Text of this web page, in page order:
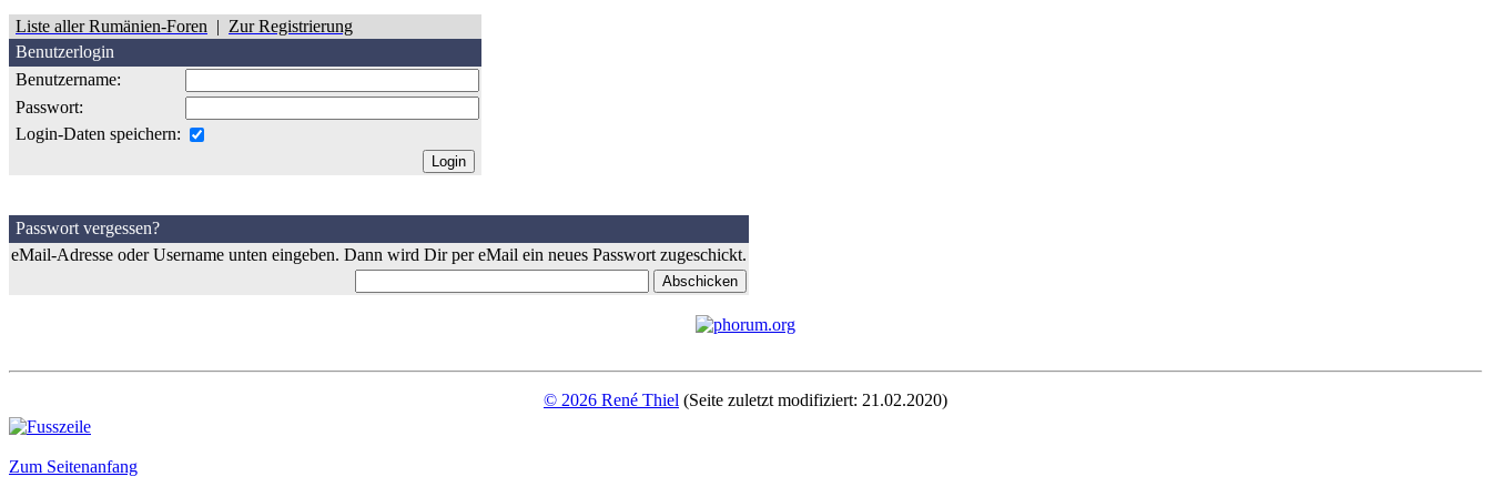
Liste aller Rumänien-Foren | Zur Registrierung
Benutzerlogin
Benutzername:
Passwort:
Login-Daten speichern:
Passwort vergessen?
eMail-Adresse oder Username unten eingeben. Dann wird Dir per eMail ein neues Passwort zugeschickt.
© 2026 René Thiel (Seite zuletzt modifiziert: 21.02.2020)
Zum Seitenanfang